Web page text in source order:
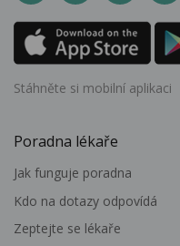
Stáhněte si mobilní aplikaci
Poradna lékaře
Jak funguje poradna
Kdo na dotazy odpovídá
Zeptejte se lékaře